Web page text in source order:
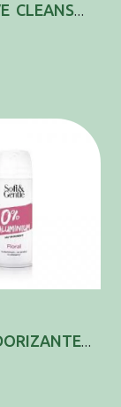
CERAVE CLEANSER OL LIMP HIDRAT 236ML
DESODORIZANTE FLORAL SEM ALUMINIO SPRAY